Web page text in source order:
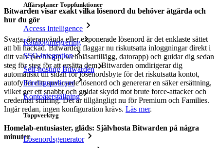
Affärsplaner Toppfunktioner
Access Intelligence
Katalogintegrering
SSO-integration
Self-hosting Bitwarden
Företagspolicyer
Kontoåterställning
Toppverktyg
Lösenordsgenerator
Bitwarden visar exakt vilka lösenord du behöver åtgärda och
hur du gör
Svaga, återanvända eller exponerade lösenord är det enklaste sättet
att bli hackad. Bitwarden flaggar nu riskutsatta inloggningar direkt i
ditt valv (webbapp, webbläsartillägg, datorapp) och guidar dig sedan
steg för steg för att ersätta dem. Bitwarden omdirigerar dig
automatiskt till sidan för lösenordsbyte för det riskutsatta kontot,
autofyller ditt nuvarande lösenord och genererar en säker ersättning,
vilket ger ett snabbt och guidat skydd mot brute force-attacker och
credential stuffing. Det är tillgängligt nu för Premium och Families.
Ingår redan, ingen konfiguration krävs. Läs mer.
Homelab-entusiaster, gläds: Självhosta Bitwarden på några
minuter